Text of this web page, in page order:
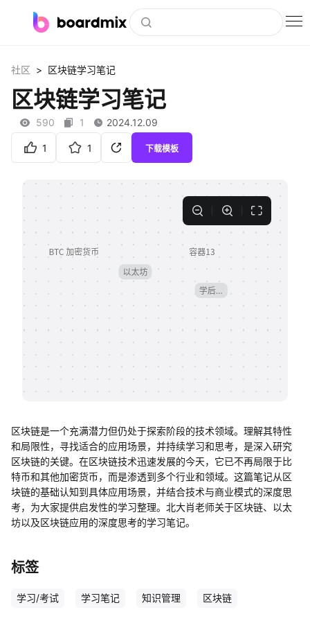
社区资源
下载
会员
私有化部署
客户案例
知识分享社区
社区 > 区块链学习笔记
区块链学习笔记
590 1 2024.12.09
1 1 下载模板
区块链是一个充满潜力但仍处于探索阶段的技术领域。理解其特性
和局限性，寻找适合的应用场景，并持续学习和思考，是深入研究
区块链的关键。在区块链技术迅速发展的今天，它已不再局限于比
特币和其他加密货币，而是渗透到多个行业和领域。这篇笔记从区
块链的基础认知到具体应用场景，并结合技术与商业模式的深度思
考，为大家提供启发性的学习整理。北大肖老师关于区块链、以太
坊以及区块链应用的深度思考的学习笔记。
标签
学习/考试 学习笔记 知识管理 区块链